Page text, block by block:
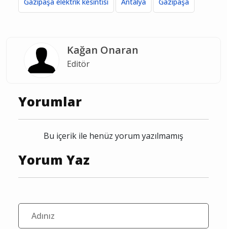
Kağan Onaran
Editör
Yorumlar
Bu içerik ile henüz yorum yazılmamış
Yorum Yaz